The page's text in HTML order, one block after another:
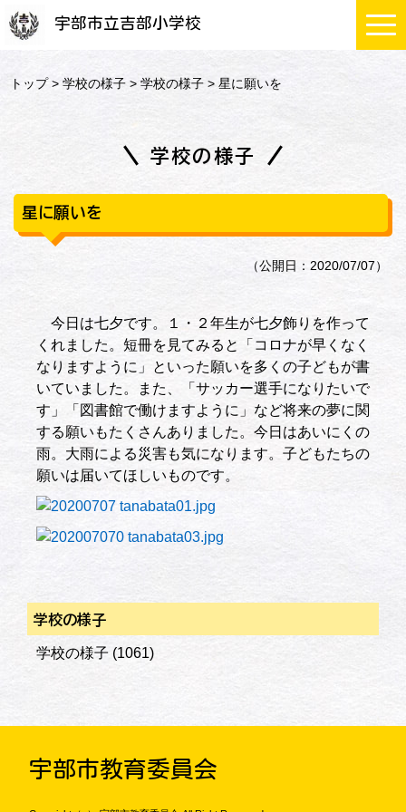
宇部市立吉部小学校
トップ>学校の様子 >学校の様子 > 星に願いを
学校の様子
星に願いを
（公開日：2020/07/07）
今日は七夕です。１・２年生が七夕飾りを作って
くれました。短冊を見てみると「コロナが早くなく
なりますように」といった願いを多くの子どもが書
いていました。また、「サッカー選手になりたいで
す」「図書館で働けますように」など将来の夢に関
する願いもたくさんありました。今日はあいにくの
雨。大雨による災害も気になります。子どもたちの
願いは届いてほしいものです。
学校の様子
学校の様子 (1061)
宇部市教育委員会